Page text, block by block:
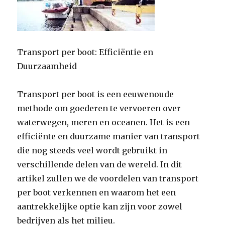
Transport per boot: Efficiëntie en
Duurzaamheid
Transport per boot is een eeuwenoude
methode om goederen te vervoeren over
waterwegen, meren en oceanen. Het is een
efficiënte en duurzame manier van transport
die nog steeds veel wordt gebruikt in
verschillende delen van de wereld. In dit
artikel zullen we de voordelen van transport
per boot verkennen en waarom het een
aantrekkelijke optie kan zijn voor zowel
bedrijven als het milieu.